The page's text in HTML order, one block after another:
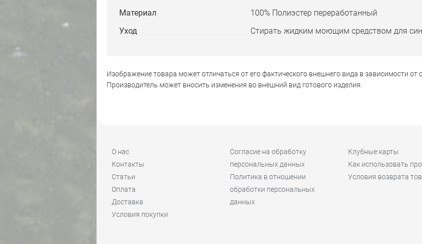
Материал
100% Полиэстер переработанный
Уход
Стирать жидким моющим средством для
Изображение товара может отличаться от его фактического внешнего вида в зависимости от
Производитель может вносить изменения во внешний вид готового изделия.
О нас
Контакты
Статьи
Оплата
Доставка
Условия покупки
Согласие на обработку
персональных данных
Политика в отношении
обработки персональных
данных
Клубные карты
Как использовать
Условия возврата